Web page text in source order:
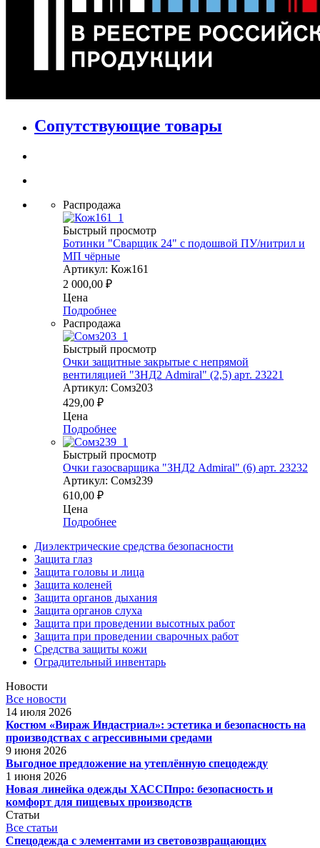
Сопутствующие товары
Распродажа
Быстрый просмотр
Ботинки "Сварщик 24" с подошвой ПУ/нитрил и
МП чёрные
Артикул: Кож161
2 000,00 ₽
Цена
Подробнее
Распродажа
Быстрый просмотр
Очки защитные закрытые с непрямой
вентиляцией "ЗНД2 Admiral" (2,5) арт. 23221
Артикул: Сомз203
429,00 ₽
Цена
Подробнее
Быстрый просмотр
Очки газосварщика "ЗНД2 Admiral" (6) арт. 23232
Артикул: Сомз239
610,00 ₽
Цена
Подробнее
Диэлектрические средства безопасности
Защита глаз
Защита головы и лица
Защита коленей
Защита органов дыхания
Защита органов слуха
Защита при проведении высотных работ
Защита при проведении сварочных работ
Средства защиты кожи
Оградительный инвентарь
Новости
Все новости
14 июля 2026
Костюм «Вираж Индастриал»: эстетика и безопасность на
производствах с агрессивными средами
9 июня 2026
Выгодное предложение на утеплённую спецодежду
1 июня 2026
Новая линейка одежды ХАССПпро: безопасность и
комфорт для пищевых производств
Статьи
Все статьи
Спецодежда с элементами из световозвращающих